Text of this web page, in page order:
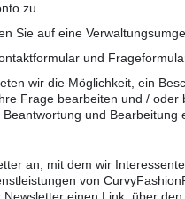
zu
Sie auf eine
und
wir die Möglichkeit, ein
Frage bearbeiten und /
und
an, mit dem wir
von